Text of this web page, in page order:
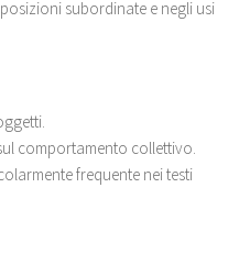
subordinate e negli usi
comportamento collettivo.
frequente nei testi